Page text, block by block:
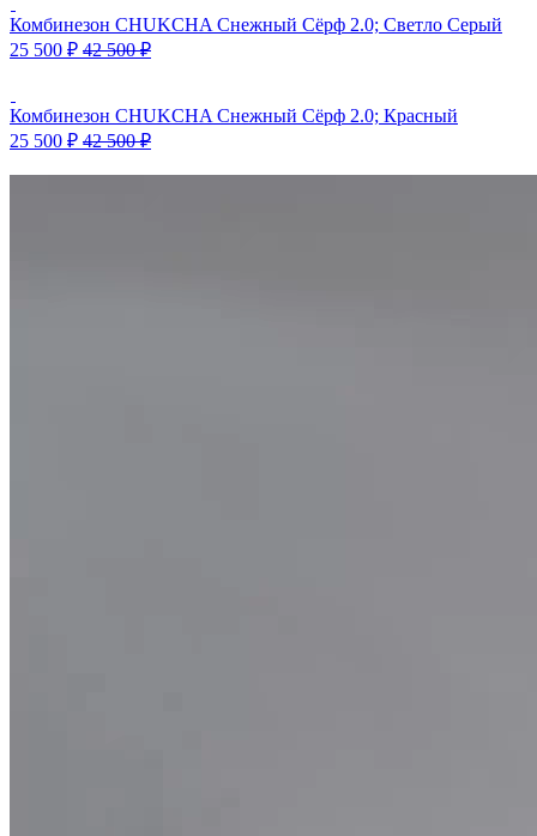
Комбинезон CHUKCHA Снежный Сёрф 2.0; Светло Серый
25 500 ₽ 42 500₽
Комбинезон CHUKCHA Снежный Сёрф 2.0; Красный
25 500 ₽ 42 500₽